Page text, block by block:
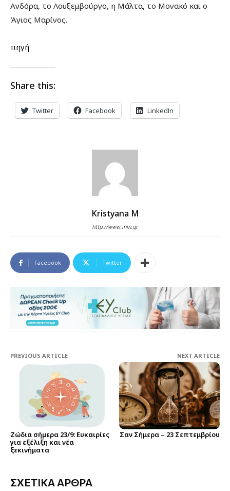
Ανδόρα, το Λουξεμβούργο, η Μάλτα, το Μονακό και ο
Άγιος Μαρίνος.
πηγή
Share this:
Twitter Facebook LinkedIn
Kristyana M
http://www.inin.gr
Facebook Twitter
PREVIOUS ARTICLE
Ζώδια σήμερα 23/9: Ευκαιρίες
για εξέλιξη και νέα
ξεκινήματα
NEXT ARTICLE
Σαν Σήμερα – 23 Σεπτεμβρίου
ΣΧΕΤΙΚΑ ΑΡΘΡΑ